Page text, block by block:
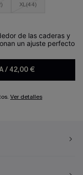
XL(44)
de las caderas y
un ajuste perfecto
/ 42,00 €
Ver detalles